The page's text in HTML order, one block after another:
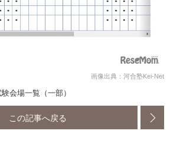
画像出典：河合塾Kei-Net
会場一覧（一部）
この記事へ戻る